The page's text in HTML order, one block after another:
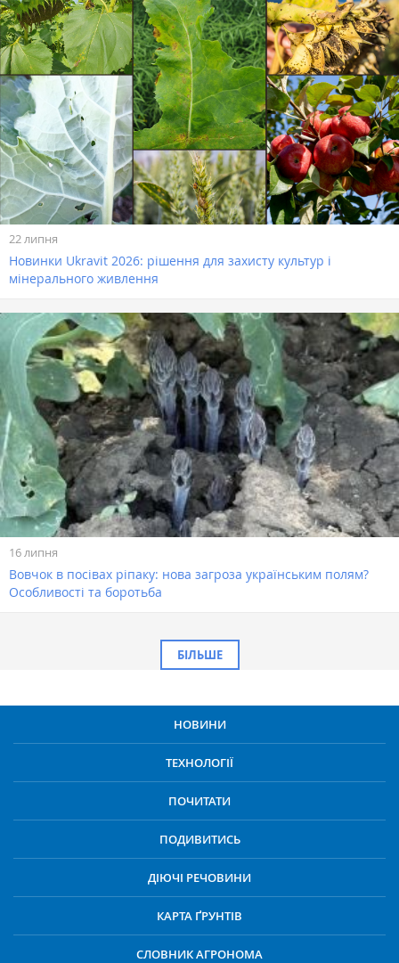
22 липня
Новинки Ukravit 2026: рішення для захисту культур і
мінерального живлення
16 липня
Вовчок в посівах ріпаку: нова загроза українським полям?
Особливості та боротьба
БІЛЬШЕ
НОВИНИ
ТЕХНОЛОГІЇ
ПОЧИТАТИ
ПОДИВИТИСЬ
ДІЮЧІ РЕЧОВИНИ
КАРТА ҐРУНТІВ
СЛОВНИК АГРОНОМА